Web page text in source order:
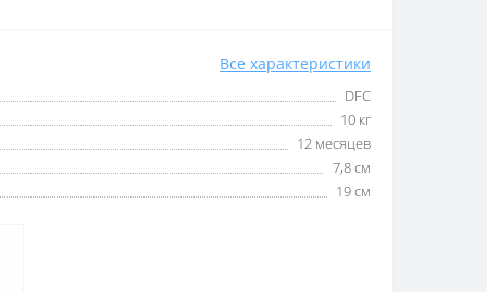
Все характеристики
DFC
10 кг
12 месяцев
7,8 см
19 см